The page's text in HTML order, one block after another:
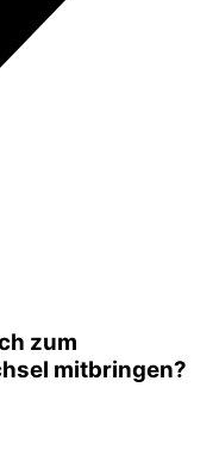
zum
mitbringen?